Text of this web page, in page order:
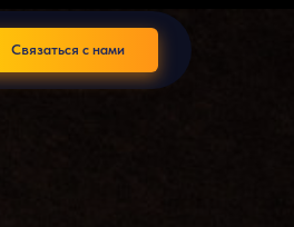
Связаться с нами